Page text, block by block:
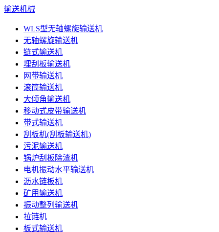
输送机械
WLS型无轴螺旋输送机
无轴螺旋输送机
链式输送机
埋刮板输送机
网带输送机
滚筒输送机
大倾角输送机
移动式皮带输送机
带式输送机
刮板机(刮板输送机)
污泥输送机
锅炉刮板除渣机
电机振动水平输送机
沥水链板机
矿用输送机
振动整列输送机
拉链机
板式输送机